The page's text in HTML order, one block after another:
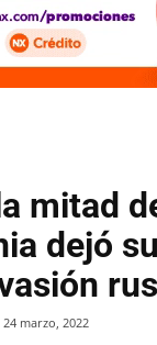
mitad
dejó
24 marzo, 2022